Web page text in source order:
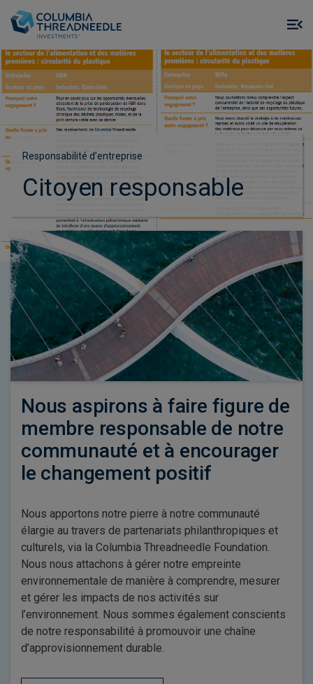
Responsabilité d’entreprise
Citoyen responsable
Nous aspirons à faire figure de
membre responsable de notre
communauté et à encourager
le changement positif
Nous apportons notre pierre à notre communauté
élargie au travers de partenariats philanthropiques et
culturels, via la Columbia Threadneedle Foundation.
Nous nous attachons à gérer notre empreinte
environnementale de manière à comprendre, mesurer
et gérer les impacts de nos activités sur
l’environnement. Nous sommes également conscients
de notre responsabilité à promouvoir une chaîne
d’approvisionnement durable.